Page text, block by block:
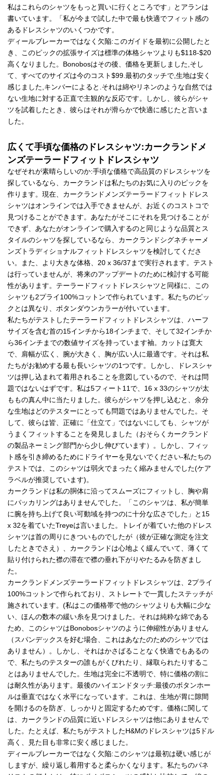
私はこれらのシャツをもっと買いに行くところです」とアランは
書いています。「私が今まで試した中で最も快適でフィット感の
あるドレスシャツのいくつかです。
ディールブレーカーではなく欠陥:このガイドを最初に公開したと
き、このピックの拡張サイズは標準の体格シャツよりも$118-$20
高くなりました。Bonobosはその後、価格を更新しました,そし
て、すべてのサイズは今のコスト$99.最初のタッチで,生地は安く
感じました,キンバーによると.それは綿やリネンのような自然では
ない生地に対する正直で主観的な反応です。しかし、彼らがシャ
ツを試着したとき、彼らはそれが滑らかで快適に感じたと言いま
した。
広くて手頃な価格のドレスシャツ:カークランドメ
ンズテーラードフィットドレスシャツ
なぜそれが素晴らしいのか:手頃な価格で高品質のドレスシャツを
探しているなら、カークランドは私たちのお気に入りのピックを
作ります。現在、カークランドメンズテーラードフィットドレス
シャツはオンラインでは入手できませんが、お近くのコストコで
見つけることができます。あなたがそこにそれを見つけることが
できず、あなたがオンラインで購入するのと同じような品質とス
タイルのシャツを探しているなら、カークランドシグネチャーメ
ンズトラディショナルフィットドレスシャツを検討してくださ
い。また、より大きな体格、20 x 36/37まで実行されます。テスト
は行っていませんが、将来のアップデートのために検討する可能
性があります。テーラードフィットドレスシャツと同様に、この
シャツも2プライ100%コットンで作られています。私たちのピッ
クとは異なり、ボタンダウンカラーが付いています。
私たちがテストしたテーラードフィットドレスシャツは、ハーフ
サイズを含む首の15インチから18インチまで、そして32インチか
ら36インチまでの数値サイズを持っています袖。カットは寛大
で、肩幅が広く、腕が大きく、胸が広い人に最適です。それは私
たちがお勧めする最も長いシャツの1つです。しかし、ドレスシャ
ツは押し込まれて着用されることを意図しているので、それは問
題ではないはずです。私は5フィート11で、16 x 33のシャツが太
ももの真ん中に当たりました。彼らがシャツを押し込むと、余分
な生地はどのテスターにとっても問題ではありませんでした。そ
して、彼らは皆、正確に「仕立て」ではないにしても、シャツが
うまくフィットすることを発見しました（おそらくカークランド
の製品ネーミング部門から少し伸びています）。しかし、フィッ
ト感を引き締めるためにドライヤーを見ないでください-私たちの
テストでは、このシャツは弱火でまったく縮みませんでした(ケア
ラベルが推奨しています)。
カークランドは私の胴体に沿ってスムーズにフィットし、胸や肩
にパッカリングはありませんでした。「このシャツは、私が簡単
に腕を持ち上げて良い可動域を持つのに十分な広さでした」と15
x 32を着ていたTreyeは言いました。トレイが着ていた他のドレス
シャツは首の周りにきついものでしたが（彼が正確な測定を注文
したときでさえ）、カークランドは心地よく緩んでいて、薄くて
貼り付けられた襟の滞在で襟の垂れ下がりやたるみを防ぎまし
た。
カークランドメンズテーラードフィットドレスシャツは、2プライ
100%コットンで作られており、ストレートで一貫したステッチが
施されています。(私はこの価格帯で他のシャツよりも大幅に少な
い、ほんの数本の緩い糸を見つけました。それは純粋な綿である
ため、このシャツはBonobosシャツのように伸縮性がありません
（スパンデックスを好む場合、これはあなたのためのシャツでは
ありません）。しかし、それはかさばることなく快適でもあるの
で、私たちのテスターの誰もがくびれたり、縁取られたりするこ
とはありませんでした。生地は完全に不透明で、特に価格の割に
は耐久性があります。最後のハイエンドタッチ:最後のボタンホー
ルは垂直ではなく水平になっています。これは、生地が胃に隙間
を開けるのを防ぎ、しっかりと固定するためです。価格に関して
は、カークランドの品質に近いドレスシャツは他にありませんで
した。たとえば、私たちがテストしたH&Mのドレスシャツは5ドル
高く、見た目も非常に安く感じました。
ディールブレーカーではなく欠陥:このシャツは最初は硬い感じが
しますが、繰り返し着用すると柔らかくなります。私たちのパネ